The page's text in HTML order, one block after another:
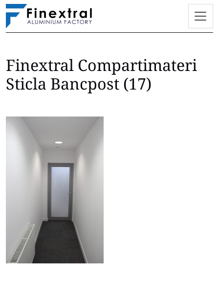
Skip
to
content
Finextral Compartimateri
Sticla Bancpost (17)